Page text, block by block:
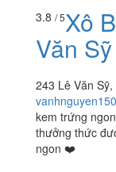
3.8 / 5Xô
Văn Sỹ
243 Lê Văn Sỹ,
kem trứng
thưởng thức
ngon ❤️